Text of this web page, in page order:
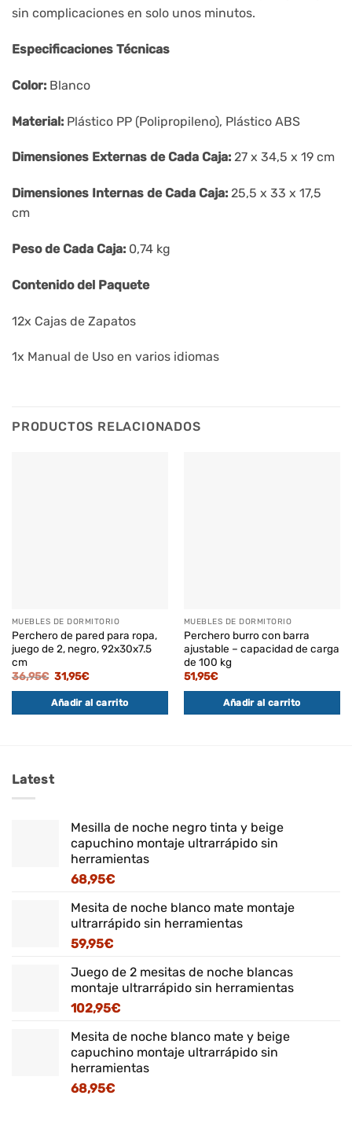
sin complicaciones en solo unos minutos.
Especificaciones Técnicas
Color: Blanco
Material: Plástico PP (Polipropileno), Plástico ABS
Dimensiones Externas de Cada Caja: 27 x 34,5 x 19 cm
Dimensiones Internas de Cada Caja: 25,5 x 33 x 17,5
cm
Peso de Cada Caja: 0,74 kg
Contenido del Paquete
12x Cajas de Zapatos
1x Manual de Uso en varios idiomas
PRODUCTOS RELACIONADOS
MUEBLES DE DORMITORIO
Perchero de pared para ropa,
juego de 2, negro, 92x30x7.5
cm
36,95€ El
original
era:
36,95€.
31,95€El
actual
es:
31,95€.
Añadir al carrito
MUEBLES DE DORMITORIO
Perchero burro con barra
ajustable – capacidad de carga
de 100 kg
51,95€
Añadir al carrito
Latest
Mesilla de noche negro tinta y beige
capuchino montaje ultrarrápido sin
herramientas
68,95€
Mesita de noche blanco mate montaje
ultrarrápido sin herramientas
59,95€
Juego de 2 mesitas de noche blancas
montaje ultrarrápido sin herramientas
102,95€
Mesita de noche blanco mate y beige
capuchino montaje ultrarrápido sin
herramientas
68,95€